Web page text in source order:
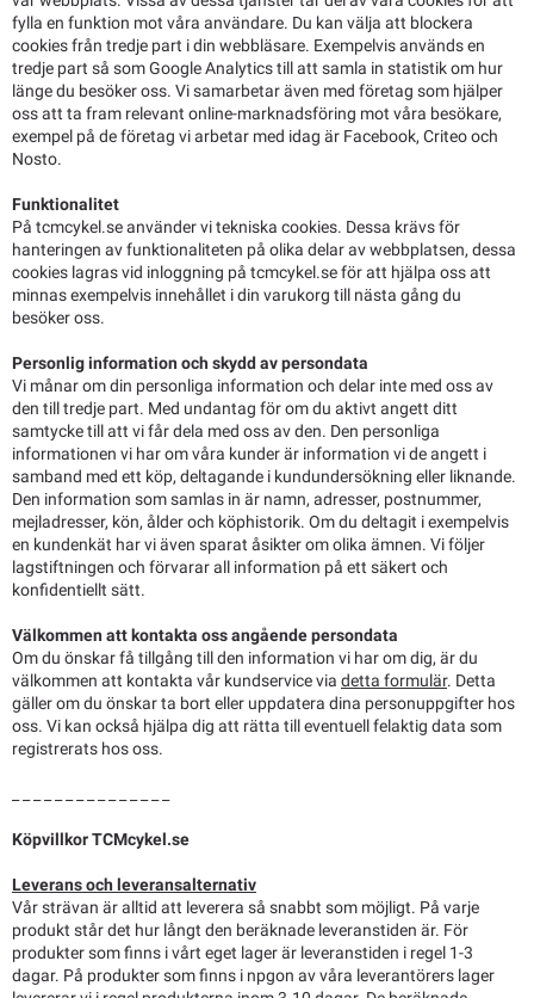
fylla en funktion mot våra användare. Du kan välja att blockera
cookies från tredje part i din webbläsare. Exempelvis används en
tredje part så som Google Analytics till att samla in statistik om hur
länge du besöker oss. Vi samarbetar även med företag som hjälper
oss att ta fram relevant online-marknadsföring mot våra besökare,
exempel på de företag vi arbetar med idag är Facebook, Criteo och
Nosto.
Funktionalitet
På tcmcykel.se använder vi tekniska cookies. Dessa krävs för
hanteringen av funktionaliteten på olika delar av webbplatsen, dessa
cookies lagras vid inloggning på tcmcykel.se för att hjälpa oss att
minnas exempelvis innehållet i din varukorg till nästa gång du
besöker oss.
Personlig information och skydd av persondata
Vi månar om din personliga information och delar inte med oss av
den till tredje part. Med undantag för om du aktivt angett ditt
samtycke till att vi får dela med oss av den. Den personliga
informationen vi har om våra kunder är information vi de angett i
samband med ett köp, deltagande i kundundersökning eller liknande.
Den information som samlas in är namn, adresser, postnummer,
mejladresser, kön, ålder och köphistorik. Om du deltagit i exempelvis
en kundenkät har vi även sparat åsikter om olika ämnen. Vi följer
lagstiftningen och förvarar all information på ett säkert och
konfidentiellt sätt.
Välkommen att kontakta oss angående persondata
Om du önskar få tillgång till den information vi har om dig, är du
välkommen att kontakta vår kundservice via detta formulär. Detta
gäller om du önskar ta bort eller uppdatera dina personuppgifter hos
oss. Vi kan också hjälpa dig att rätta till eventuell felaktig data som
registrerats hos oss.
Köpvillkor TCMcykel.se
Leverans och leveransalternativ
Vår strävan är alltid att leverera så snabbt som möjligt. På varje
produkt står det hur långt den beräknade leveranstiden är. För
produkter som finns i vårt eget lager är leveranstiden i regel 1-3
dagar. På produkter som finns i npgon av våra leverantörers lager